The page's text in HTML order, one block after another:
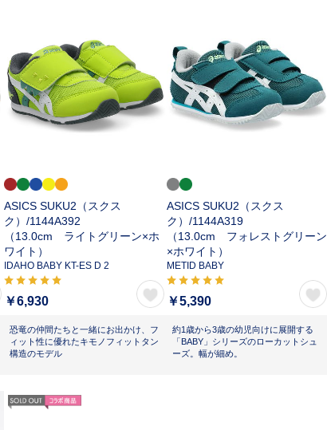
ASICS SUKU2（スクス
ク）/1144A392
（13.0cm ライトグリーン×ホ
ワイト）
IDAHO BABY KT-ES D 2
￥6,930
恐竜の仲間たちと一緒にお出かけ、フ
ィット性に優れたキモノフィットタン
構造のモデル
ASICS SUKU2（スクス
ク）/1144A319
（13.0cm フォレストグリーン
×ホワイト）
METID BABY
￥5,390
約1歳から3歳の幼児向けに展開する
「BABY」シリーズのローカットシュ
ーズ。幅が細め。